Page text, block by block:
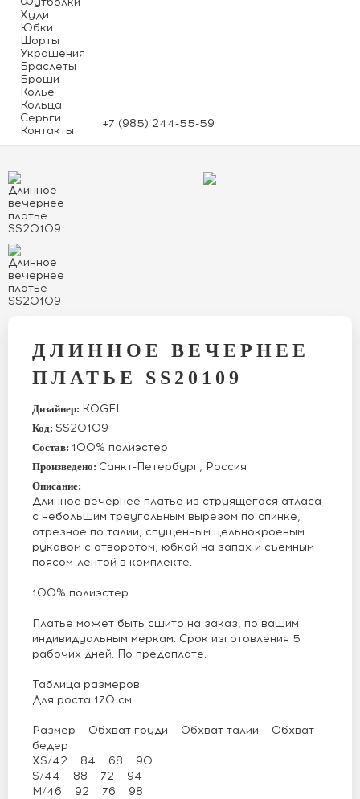
+7 (985) 244-55-59
Худи
Юбки
Шорты
Украшения
Браслеты
Броши
Колье
Кольца
Серьги
Контакты
ДЛИННОЕ ВЕЧЕРНЕЕ
ПЛАТЬЕ SS20109
Дизайнер: KOGEL
Код: SS20109
Состав: 100% полиэстер
Произведено: Санкт-Петербург, Россия
Описание:
Длинное вечернее платье из струящегося атласа
с небольшим треугольным вырезом по спинке,
отрезное по талии, спущенным цельнокроеным
рукавом с отворотом, юбкой на запах и съемным
поясом-лентой в комплекте.
100% полиэстер
Платье может быть сшито на заказ, по вашим
индивидуальным меркам. Срок изготовления 5
рабочих дней. По предоплате.
Таблица размеров
Для роста 170 см
Размер Обхват груди Обхват талии Обхват
бедер
XS/42 84 68 90
S/44 88 72 94
M/46 92 76 98